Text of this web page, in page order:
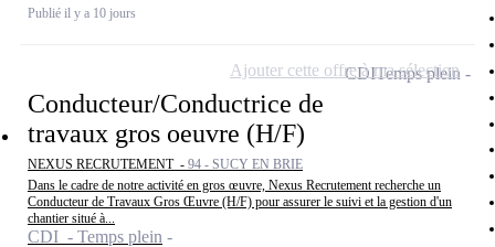
Publié il y a 10 jours
Conducteur/Conductrice de
travaux gros oeuvre (H/F)
NEXUS RECRUTEMENT - 94 - SUCY EN BRIE
Dans le cadre de notre activité en gros œuvre, Nexus Recrutement recherche un
Conducteur de Travaux Gros Œuvre (H/F) pour assurer le suivi et la gestion d'un
chantier situé à...
CDI - Temps plein
CDITemps plein
Ajouter cette offre à ma sélection